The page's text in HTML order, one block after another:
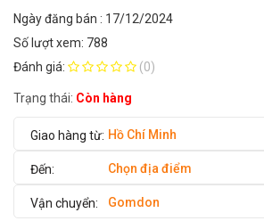
Ngày đăng bán : 17/12/2024
Số lượt xem: 788
Đánh giá:
(0)
Trạng thái: Còn hàng
Hồ Chí Minh
Chọn địa điểm
Gomdon